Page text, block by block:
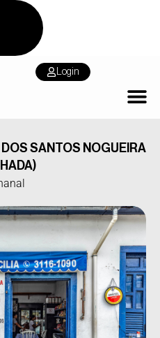
Login
SANTOS NOGUEIRA